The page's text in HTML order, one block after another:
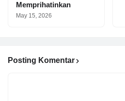
Memprihatinkan
May 15, 2026
Posting Komentar